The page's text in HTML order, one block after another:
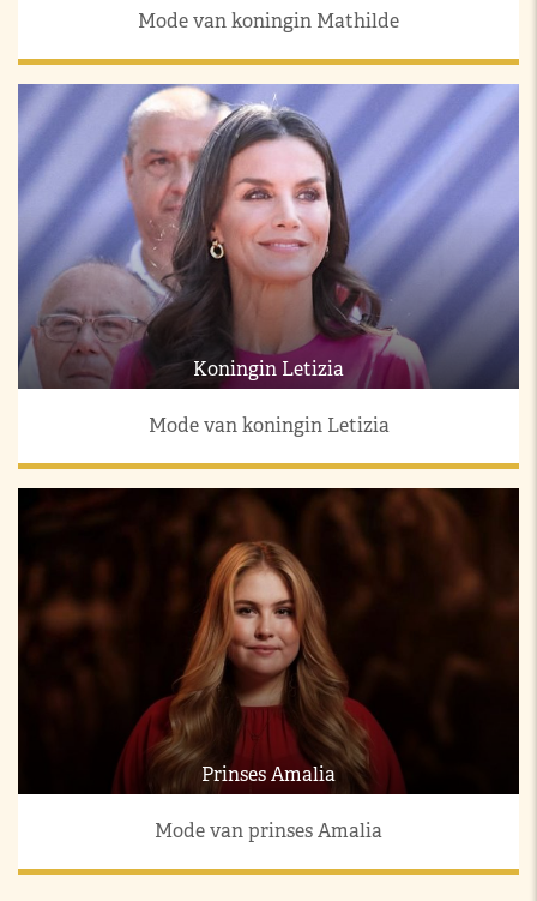
Mode van koningin Mathilde
Koningin Letizia
Mode van koningin Letizia
Prinses Amalia
Mode van prinses Amalia